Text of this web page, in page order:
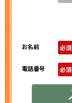
お名前 必須
電話番号 必須